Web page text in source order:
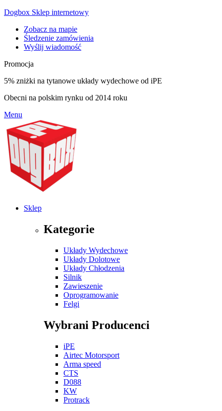
Dogbox Sklep internetowy
Zobacz na mapie
Śledzenie zamówienia
Wyślij wiadomość
Promocja
5% zniżki na tytanowe układy wydechowe od iPE
Obecni na polskim rynku od 2014 roku
Menu
Sklep
Kategorie
Układy Wydechowe
Układy Dolotowe
Układy Chłodzenia
Silnik
Zawieszenie
Oprogramowanie
Felgi
Wybrani Producenci
iPE
Airtec Motorsport
Arma speed
CTS
D088
KW
Protrack